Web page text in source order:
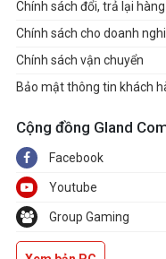
Chính sách đổi, trả lại hàng
Chính sách cho doanh
Chính sách vận chuyển
Bảo mật thông tin khách
Cộng đồng Gland
Facebook
Youtube
Group Gaming